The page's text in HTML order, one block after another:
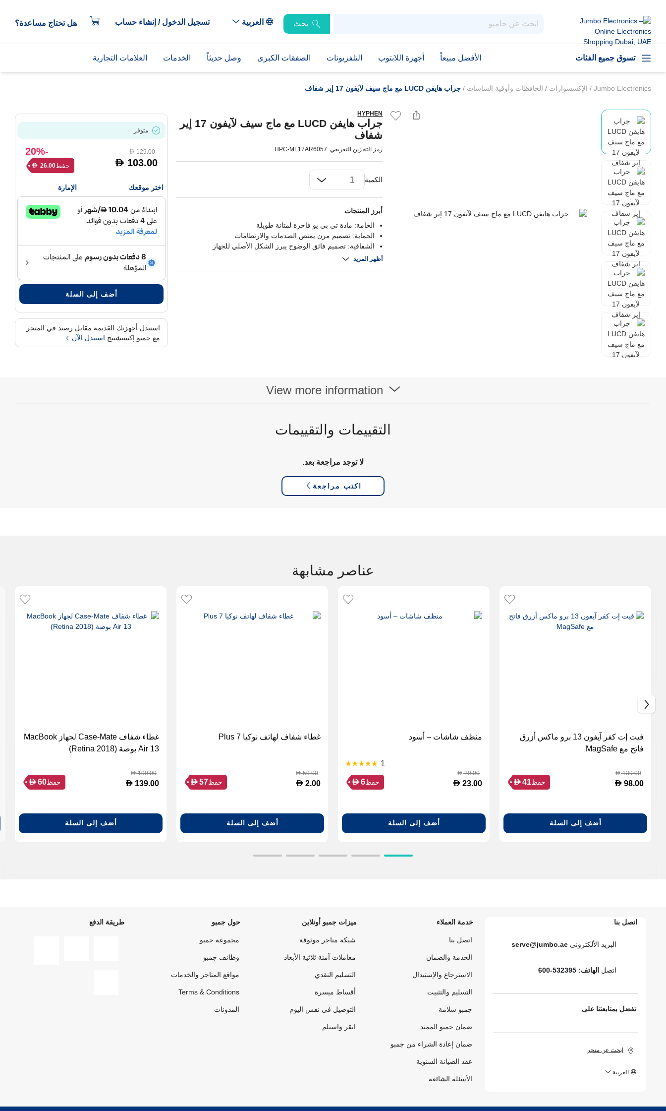
بحث العربية تسجيل الدخول / إنشاء حساب هل تحتاج مساعدة؟
تسوق جميع الفئات الأفضل مبيعاً أجهزة اللابتوب التلفزيونات الصفقات الكبرى وصل حديثاً الخدمات العلامات التجارية
Jumbo Electronics
/ الإكسسوارات / الحافظات وأوقية الشاشات / جراب هايفن LUCD مع ماج سيف لآيفون 17 إير شفاف
HYPHEN
جراب هايفن LUCD مع ماج سيف لآيفون 17 إير
شفاف
رمز التخزين التعريفي: HPC-ML17AR6057
الكمية
أبرز المنتجات
الخامة: مادة تي بي يو فاخرة لمتانة طويلة
الحماية: تصميم مرن يمتص الصدمات والارتطامات
الشفافية: تصميم فائق الوضوح يبرز الشكل الأصلي للجهاز
التوافق: متوافق مع ماج سيف للشحن السريع والسهل
أظهر المزيد
متوفر
D129.00
D 103.00
-20%
حفظ D 26.00
اختر موقعك الإمارة
أضف إلى السلة
استبدل أجهزتك القديمة مقابل رصيد في المتجر
مع جمبو إكستشينج استبدل الآن
View more information
التقييمات والتقييمات
لا توجد مراجعة بعد.
اكتب مراجعة
عناصر مشابهة
فيت إت كفر آيفون 13 برو ماكس أزرق
فاتح مع MagSafe
D139.00
D 98.00 حفظ D 41
أضف إلى السلة
منظف شاشات – أسود
1
D29.00
D 23.00 حفظ D 6
أضف إلى السلة
غطاء شفاف لهاتف نوكيا 7 Plus
D59.00
D 2.00 حفظ D 57
أضف إلى السلة
غطاء شفاف Case-Mate لجهاز MacBook
Air 13 بوصة (2018 Retina)
D199.00
D 139.00 حفظ D 60
أضف إلى السلة
اتصل بنا
البريد الألكتروني serve@jumbo.ae
اتصلالهاتف: 532395-600
تفضل بمتابعتنا على
ابحث عن متجر
العربية
خدمة العملاء
اتصل بنا
الخدمة والضمان
الاسترجاع والإستبدال
التسليم والتثبيت
جمبو سلامة
ضمان جمبو الممتد
ضمان إعادة الشراء من جمبو
عقد الصيانة السنوية
الأسئلة الشائعة
ميزات جمبو أونلاين
شبكة متاجر موثوقة
معاملات آمنة ثلاثية الأبعاد
التسليم النقدي
أقساط ميسرة
التوصيل في نفس اليوم
انقر واستلم
حول جمبو
مجموعة جمبو
وظائف جمبو
مواقع المتاجر والخدمات
Terms & Conditions
المدونات
طريقة الدفع